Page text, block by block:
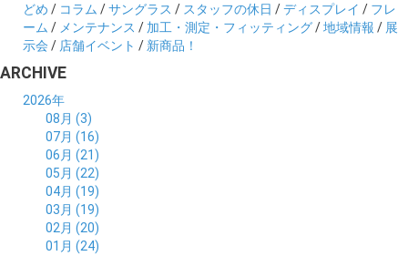
どめ / コラム /サングラス / スタッフの休日 /ディスプレイ / フレ
ーム / メンテナンス / 加工・測定・フィッティング/地域情報 / 展
示会 / 店舗イベント / 新商品！
ARCHIVE
2026年
08月 (3)
07月 (16)
06月 (21)
05月 (22)
04月 (19)
03月 (19)
02月 (20)
01月 (24)